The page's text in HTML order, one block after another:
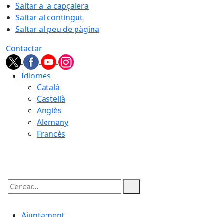
Saltar a la capçalera
Saltar al contingut
Saltar al peu de pàgina
Contactar
Idiomes
Català
Castellà
Anglès
Alemany
Francès
Cercar: